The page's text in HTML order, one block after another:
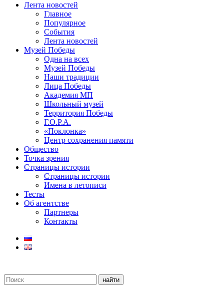
Лента новостей
Главное
Популярное
События
Лента новостей
Музей Победы
Одна на всех
Музей Победы
Наши традиции
Лица Победы
Академия МП
Школьный музей
Территория Победы
Г.О.Р.А.
«Поклонка»
Центр сохранения памяти
Общество
Точка зрения
Страницы истории
Страницы истории
Имена в летописи
Тесты
Об агентстве
Партнеры
Контакты